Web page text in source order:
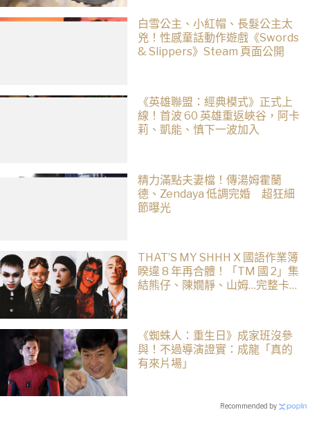
白雪公主、小紅帽、長髮公主太
兇！性感童話動作遊戲《Swords
& Slippers》Steam 頁面公開
《英雄聯盟：經典模式》正式上
線！首波 60 英雄重返峽谷，阿卡
莉、凱能、慎下一波加入
精力滿點夫妻檔！傳湯姆霍蘭
德、Zendaya 低調完婚 超狂細
節曝光
THAT’S MY SHHH X 國語作業簿
睽違 8 年再合體！「TM 國 2」集
結熊仔、陳嫺靜、山姆…完整卡
《蜘蛛人：重生日》成家班沒參
與！不過導演證實：成龍「真的
有來片場」
Recommended by